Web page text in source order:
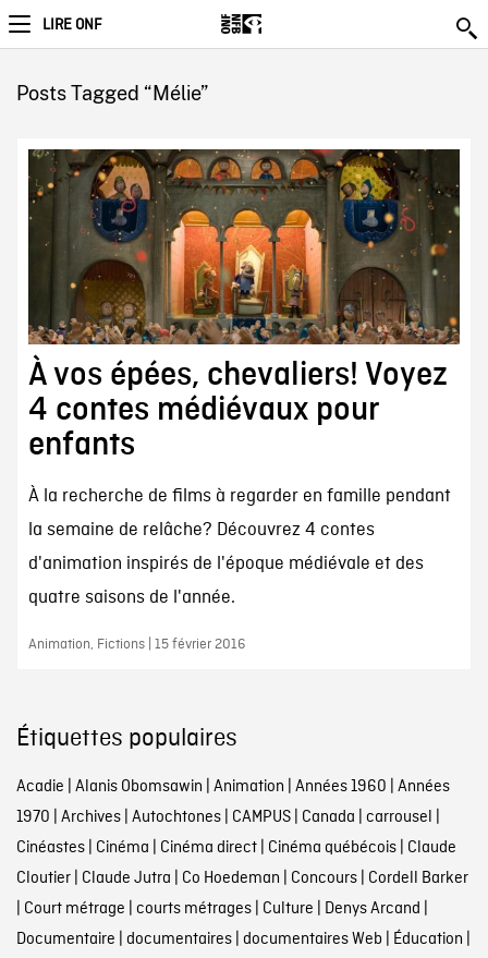
LIRE ONF
Posts Tagged “Mélie”
À vos épées, chevaliers! Voyez
4 contes médiévaux pour
enfants
À la recherche de films à regarder en famille pendant
la semaine de relâche? Découvrez 4 contes
d'animation inspirés de l'époque médiévale et des
quatre saisons de l'année.
Animation, Fictions | 15 février 2016
Étiquettes populaires
Acadie | Alanis Obomsawin | Animation | Années 1960 | Années
1970 | Archives| Autochtones| CAMPUS| Canada | carrousel |
Cinéastes| Cinéma | Cinéma direct| Cinéma québécois| Claude
Cloutier| Claude Jutra | Co Hoedeman | Concours| Cordell Barker
| Court métrage | courts métrages| Culture | Denys Arcand |
Documentaire | documentaires| documentaires Web | Éducation |